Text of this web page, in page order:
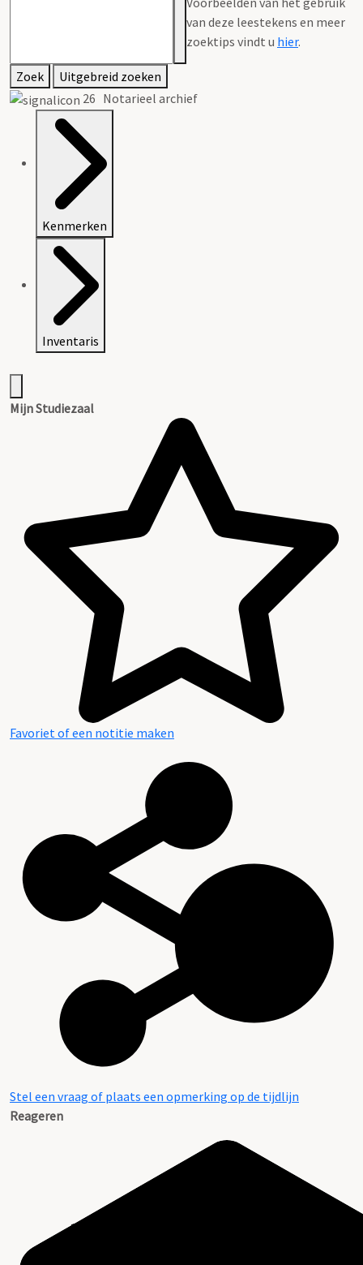
van deze leestekens en meer
zoektips vindt u hier.
Zoek
Uitgebreid zoeken
26 Notarieel archief
Kenmerken
Inventaris
Mijn Studiezaal
Favoriet of een notitie maken
Stel een vraag of plaats een opmerking op de tijdlijn
Reageren